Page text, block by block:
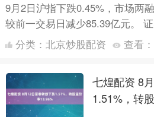
9月2日沪指下跌0.45%，市场两
较前一交易日减少85.39亿元。
示，截至9月2日，沪市两融余额
分类： 北京炒股配资 查看：
七煌配资 8
1.51%，转